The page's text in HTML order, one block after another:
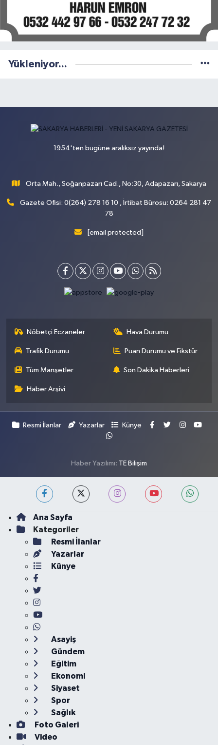
Yükleniyor...
1954'ten bugüne aralıksız yayında!
Orta Mah., Soğanpazarı Cad., No:30, Adapazarı, Sakarya
Gazete Ofisi: 0(264) 278 16 10 , İrtibat Bürosu: 0264 281 47
78
[email protected]
Nöbetçi Eczaneler Hava Durumu
Trafik Durumu Puan Durumu ve Fikstür
Tüm Manşetler Son Dakika Haberleri
Haber Arşivi
Resmi İlanlar Yazarlar Künye
Haber Yazılımı: TE Bilişim
Ana Sayfa
Kategoriler
Resmi İlanlar
Yazarlar
Künye
Asayiş
Gündem
Eğitim
Ekonomi
Siyaset
Spor
Sağlık
Foto Galeri
Video